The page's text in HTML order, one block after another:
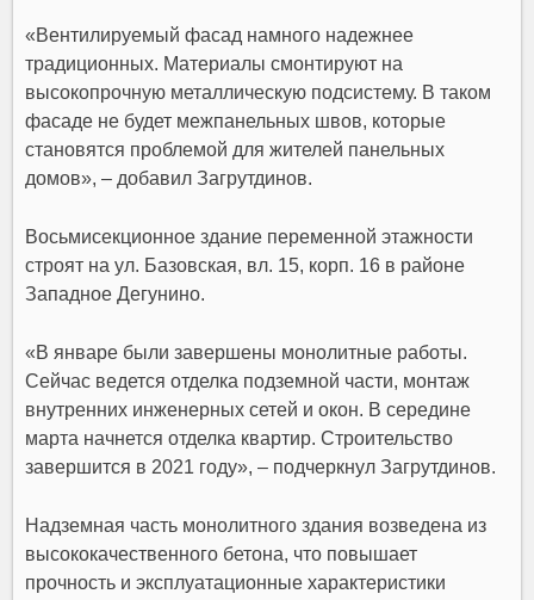
«Вентилируемый фасад намного надежнее
традиционных. Материалы смонтируют на
высокопрочную металлическую подсистему. В таком
фасаде не будет межпанельных швов, которые
становятся проблемой для жителей панельных
домов», – добавилЗагрутдинов.
Восьмисекционное здание переменной этажности
строят на ул. Базовская, вл. 15, корп. 16 в районе
Западное Дегунино.
«В январе были завершены монолитные работы.
Сейчас ведется отделка подземной части, монтаж
внутренних инженерных сетей и окон. В середине
марта начнется отделка квартир. Строительство
завершится в 2021 году», – подчеркнулЗагрутдинов.
Надземная часть монолитного здания возведена из
высококачественного бетона, что повышает
прочность и эксплуатационные характеристики